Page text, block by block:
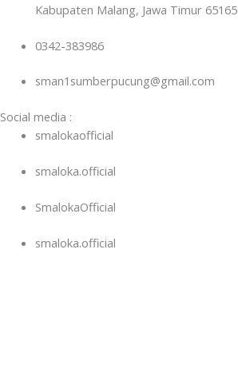
Kabupaten Malang, Jawa Timur 65165
0342-383986
sman1sumberpucung@gmail.com
Social media :
smalokaofficial
smaloka.official
SmalokaOfficial
smaloka.official